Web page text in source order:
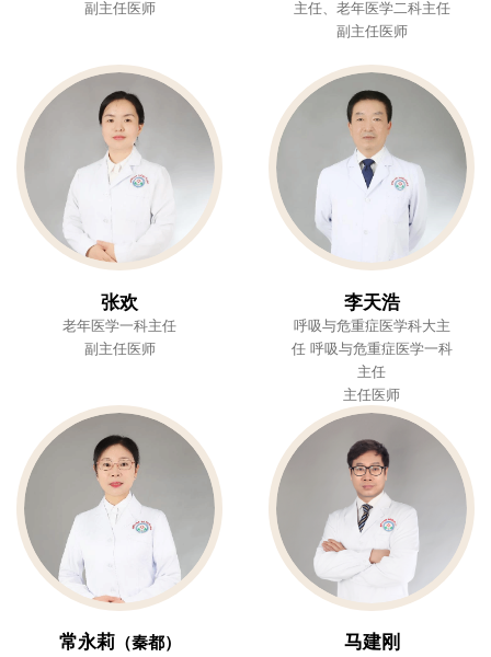
副主任医师
主任、老年医学二科主任
副主任医师
张欢
老年医学一科主任
副主任医师
李天浩
呼吸与危重症医学科大主
任 呼吸与危重症医学一科
主任
主任医师
常永莉（秦都） 马建刚